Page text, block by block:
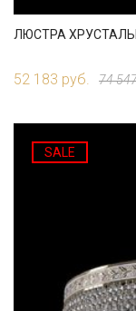
ЛЮСТРА
52 183 руб. 74
SALE